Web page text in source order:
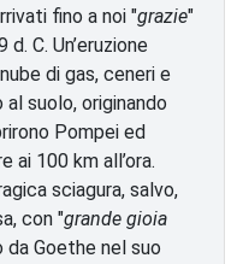
fino a noi "grazie"
C. Un’eruzione
di gas, ceneri e
suolo, originando
Pompei ed
ai 100 km all’ora.
sciagura, salvo,
con "grande gioia
Goethe nel suo